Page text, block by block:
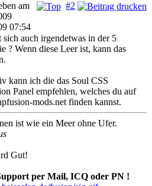
#2
am
07:54
sich auch irgendetwas in der 5
? Wenn diese Leer ist, kann das
kann ich die das Soul CSS
Panel empfehlen, welches du auf
mods.net finden kannst.
ist wie ein Meer ohne Ufer.
Gut!
per Mail, ICQ oder PN !